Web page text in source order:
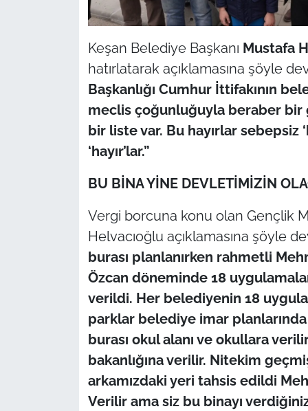
Keşan Belediye Başkanı Mustafa
hatırlatarak açıklamasına şöyle
Başkanlığı Cumhur İttifakının
meclis çoğunluğuyla beraber bir
bir liste var. Bu hayırlar sebepsiz
‘hayır’lar.”
BU BİNA YİNE DEVLETİMİZİN
Vergi borcuna konu olan Gençlik
Helvacıoğlu açıklamasına şöyle
burası planlanırken rahmetli
Özcan döneminde 18
verildi. Her belediyenin 18
parklar belediye imar planlarında
burası okul alanı ve okullara
bakanlığına verilir. Nitekim
arkamızdaki yeri tahsis edildi
Verilir ama siz bu binayı